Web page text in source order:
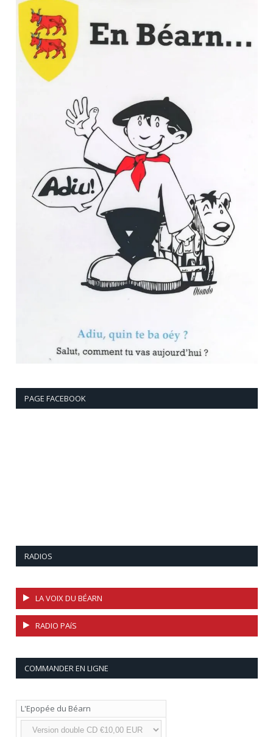
PAGE FACEBOOK
RADIOS
LA VOIX DU BÉARN
RADIO PAíS
COMMANDER EN LIGNE
L'Epopée du Béarn